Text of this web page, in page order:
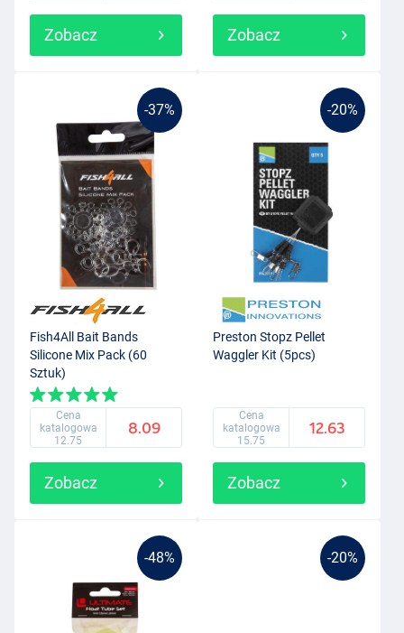
Zobacz Zobacz
-37%
Fish4All Bait Bands
Silicone Mix Pack (60
Sztuk)
Cena
katalogowa
12.75
8.09
Zobacz
-20%
Preston Stopz Pellet
Waggler Kit (5pcs)
Cena
katalogowa
15.75
12.63
Zobacz
-48% -20%